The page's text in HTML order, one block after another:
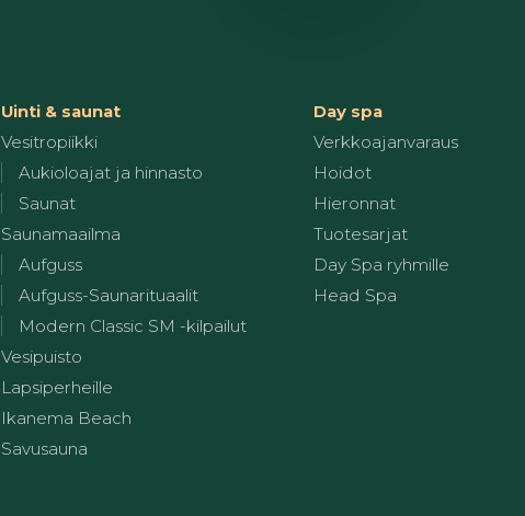
Uinti & saunat
Vesitropiikki
Aukioloajat ja hinnasto
Saunat
Saunamaailma
Aufguss
Aufguss-Saunarituaalit
Modern Classic SM -kilpailut
Vesipuisto
Lapsiperheille
Ikanema Beach
Savusauna
Day spa
Verkkoajanvaraus
Hoidot
Hieronnat
Tuotesarjat
Day Spa ryhmille
Head Spa